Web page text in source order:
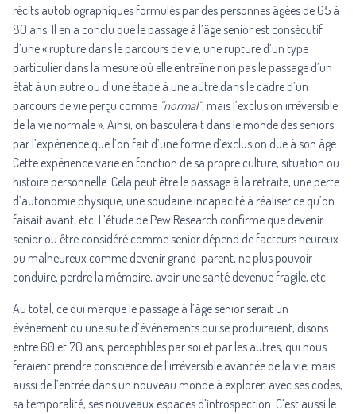
récits autobiographiques formulés par des personnes âgées de 65 à
80 ans. Il en a conclu que le passage à l’âge senior est consécutif
d’une « rupture dans le parcours de vie, une rupture d’un type
particulier dans la mesure où elle entraîne non pas le passage d’un
état à un autre ou d’une étape à une autre dans le cadre d’un
parcours de vie perçu comme “normal“, mais l’exclusion irréversible
de la vie normale ». Ainsi, on basculerait dans le monde des seniors
par l’expérience que l’on fait d’une forme d’exclusion due à son âge.
Cette expérience varie en fonction de sa propre culture, situation ou
histoire personnelle. Cela peut être le passage à la retraite, une perte
d’autonomie physique, une soudaine incapacité à réaliser ce qu’on
faisait avant, etc. L’étude de Pew Research confirme que devenir
senior ou être considéré comme senior dépend de facteurs heureux
ou malheureux comme devenir grand-parent, ne plus pouvoir
conduire, perdre la mémoire, avoir une santé devenue fragile, etc.
Au total, ce qui marque le passage à l’âge senior serait un
événement ou une suite d’événements qui se produiraient, disons
entre 60 et 70 ans, perceptibles par soi et par les autres, qui nous
feraient prendre conscience de l’irréversible avancée de la vie, mais
aussi de l’entrée dans un nouveau monde à explorer, avec ses codes,
sa temporalité, ses nouveaux espaces d’introspection. C’est aussi le